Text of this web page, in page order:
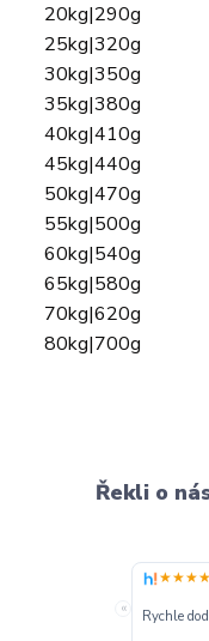
20kg|290g
25kg|320g
30kg|350g
35kg|380g
40kg|410g
45kg|440g
50kg|470g
55kg|500g
60kg|540g
65kg|580g
70kg|620g
80kg|700g
Řekli o
« Rychle